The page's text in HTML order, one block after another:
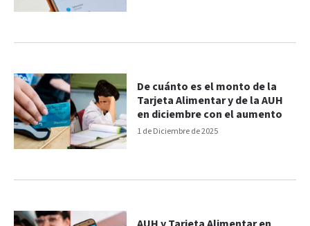
1 de Diciembre de 2025
De cuánto es el monto de la
Tarjeta Alimentar y de la AUH
en diciembre con el aumento